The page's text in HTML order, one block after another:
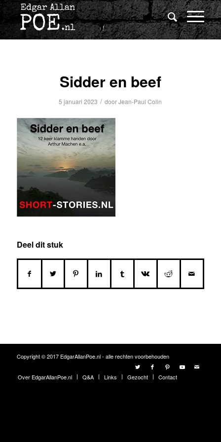
Sidder en beef
5 januari 2023 / doorJean-Paul Colin
Deel dit stuk
Copyright © 2017 EdgarAllanPoe.nl - alle rechten voorbehouden
Over EdgarAllanPoe.nl Q&A Links Gezocht Contact